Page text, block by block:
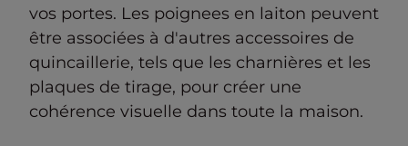
vos portes. Les poignees en laiton peuvent
être associées à d'autres accessoires de
quincaillerie, tels que les charnières et les
plaques de tirage, pour créer une
cohérence visuelle dans toute la maison.